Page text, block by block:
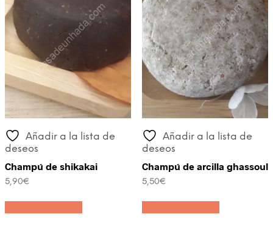
Añadir a la lista de
deseos
Champú de shikakai
5,90€
Añadir a la lista de
deseos
Champú de arcilla ghassoul
5,50€